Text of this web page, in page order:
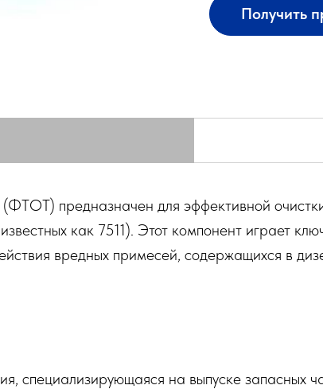
Получить
предназначен для эффективной очистки
как 7511). Этот компонент играет
вредных примесей, содержащихся в
специализирующаяся на выпуске запасных